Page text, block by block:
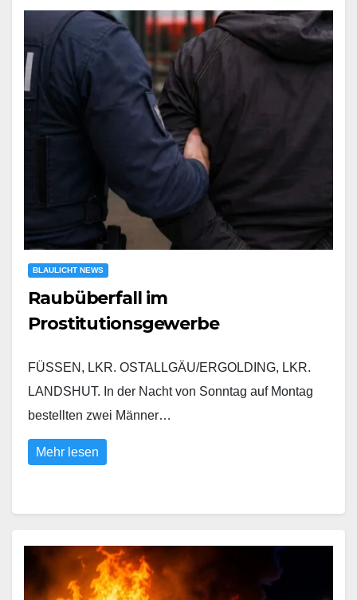
BLAULICHT NEWS
Raubüberfall im
Prostitutionsgewerbe
FÜSSEN, LKR. OSTALLGÄU/ERGOLDING, LKR.
LANDSHUT. In der Nacht von Sonntag auf Montag
bestellten zwei Männer…
Mehr lesen